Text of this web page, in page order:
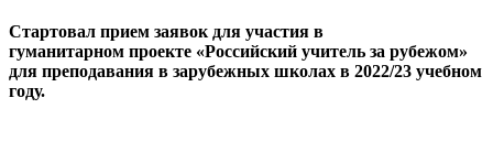
Стартовал прием заявок для участия в
гуманитарном проекте «Российский учитель за рубежом»
для преподавания в зарубежных школах в 2022/23 учебном
году.